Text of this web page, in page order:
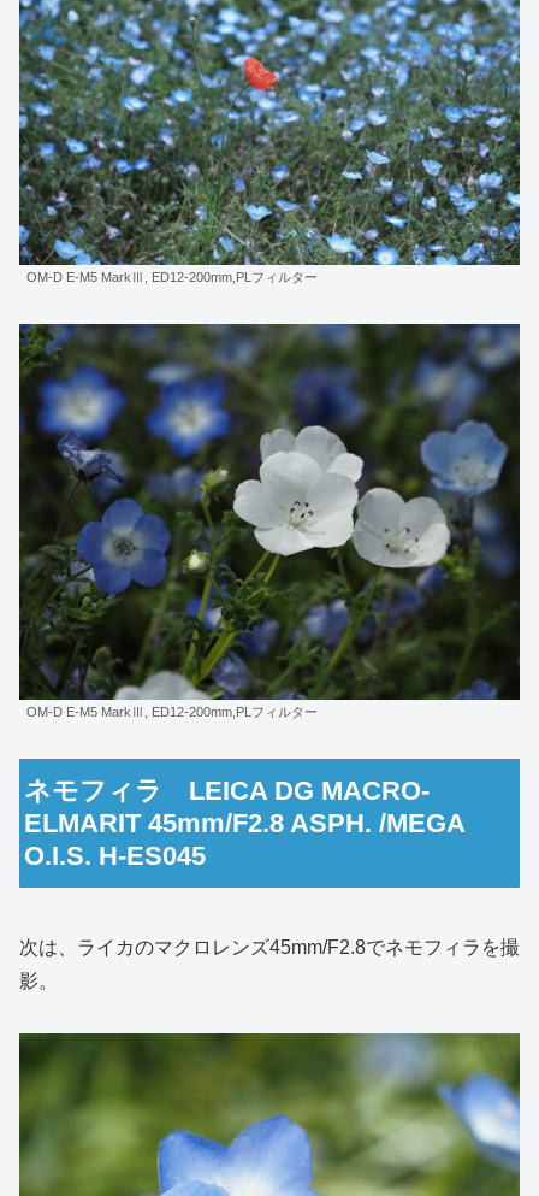
OM-D E-M5 MarkⅢ, ED12-200mm,PLフィルター
OM-D E-M5 MarkⅢ, ED12-200mm,PLフィルター
ネモフィラ LEICA DG MACRO-
ELMARIT 45mm/F2.8 ASPH. /MEGA
O.I.S. H-ES045
次は、ライカのマクロレンズ45mm/F2.8でネモフィラを撮
影。